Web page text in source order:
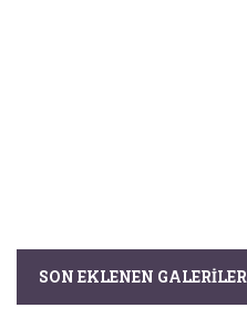
SON EKLENEN GALERILER